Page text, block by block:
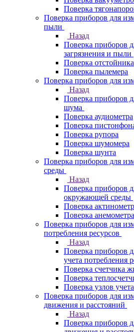
Поверка
Поверка приборов для
пыли
Назад
Поверка приборов
загрязнения и пыли
Поверка отстойника
Поверка пылемера
Поверка приборов для
Назад
Поверка приборов
шума
Поверка аудиометра
Поверка
Поверка рупора
Поверка шумомера
Поверка шунта
Поверка приборов для
среды
Назад
Поверка приборов
окружающей среды
Поверка
Поверка анемометра
Поверка приборов для
потребления ресурсов
Назад
Поверка приборов
учета потребления
Поверка счетчика
Поверка
Поверка узлов
Поверка приборов для
движения и расстояний
Назад
Поверка приборов